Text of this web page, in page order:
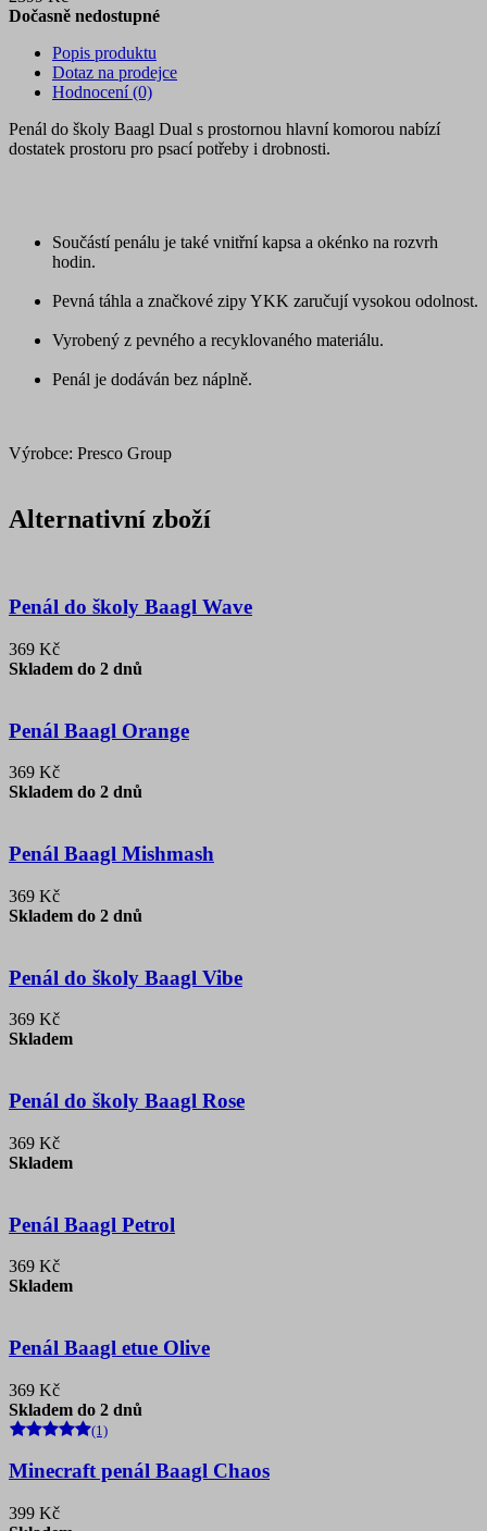
Dočasně nedostupné
Popis produktu
Dotaz na prodejce
Hodnocení (0)
Penál do školy Baagl Dual s prostornou hlavní komorou nabízí
dostatek prostoru pro psací potřeby i drobnosti.
Součástí penálu je také vnitřní kapsa a okénko na rozvrh
hodin.
Pevná táhla a značkové zipy YKK zaručují vysokou odolnost.
Vyrobený z pevného a recyklovaného materiálu.
Penál je dodáván bez náplně.
Výrobce: Presco Group
Alternativní zboží
Penál do školy Baagl Wave
369 Kč
Skladem do 2 dnů
Penál Baagl Orange
369 Kč
Skladem do 2 dnů
Penál Baagl Mishmash
369 Kč
Skladem do 2 dnů
Penál do školy Baagl Vibe
369 Kč
Skladem
Penál do školy Baagl Rose
369 Kč
Skladem
Penál Baagl Petrol
369 Kč
Skladem
Penál Baagl etue Olive
369 Kč
Skladem do 2 dnů
(1)
Minecraft penál Baagl Chaos
399 Kč